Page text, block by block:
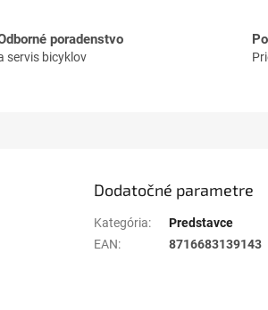
poradenstvo
servis bicyklov
Dodatočné parametre
Kategória:
Predstavce
EAN: 8716683139143